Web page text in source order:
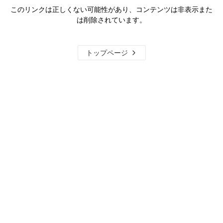
このリンクは正しくない可能性があり、コンテンツは非表示また
は削除されています。
トップページ